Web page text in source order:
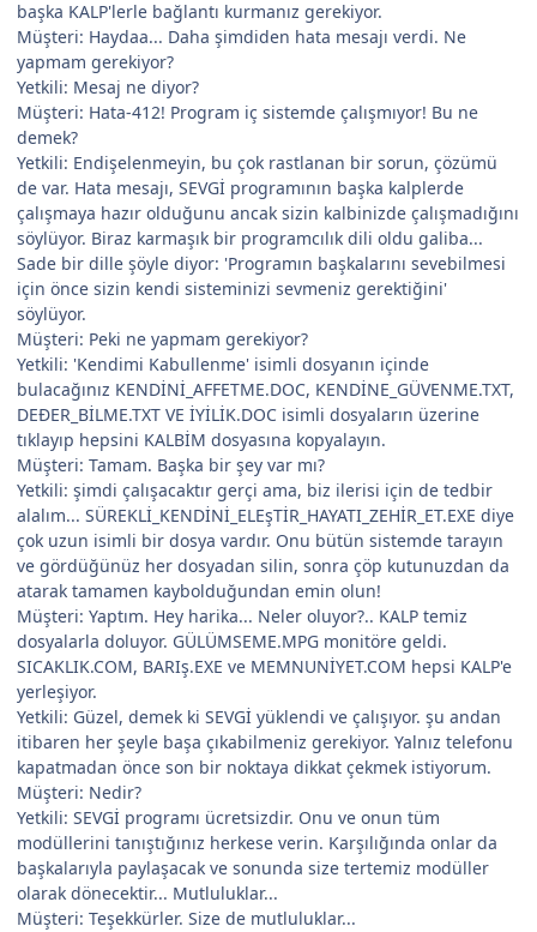
başka KALP'lerle bağlantı kurmanız gerekiyor.
Müşteri: Haydaa... Daha şimdiden hata mesajı verdi. Ne
yapmam gerekiyor?
Yetkili: Mesaj ne diyor?
Müşteri: Hata-412! Program iç sistemde çalışmıyor! Bu ne
demek?
Yetkili: Endişelenmeyin, bu çok rastlanan bir sorun, çözümü
de var. Hata mesajı, SEVGİ programının başka kalplerde
çalışmaya hazır olduğunu ancak sizin kalbinizde çalışmadığını
söylüyor. Biraz karmaşık bir programcılık dili oldu galiba...
Sade bir dille şöyle diyor: 'Programın başkalarını sevebilmesi
için önce sizin kendi sisteminizi sevmeniz gerektiğini'
söylüyor.
Müşteri: Peki ne yapmam gerekiyor?
Yetkili: 'Kendimi Kabullenme' isimli dosyanın içinde
bulacağınız KENDİNİ_AFFETME.DOC, KENDİNE_GÜVENME.TXT,
DEÐER_BİLME.TXT VE İYİLİK.DOC isimli dosyaların üzerine
tıklayıp hepsini KALBİM dosyasına kopyalayın.
Müşteri: Tamam. Başka bir şey var mı?
Yetkili: şimdi çalışacaktır gerçi ama, biz ilerisi için de tedbir
alalım... SÜREKLİ_KENDİNİ_ELEşTİR_HAYATI_ZEHİR_ET.EXE diye
çok uzun isimli bir dosya vardır. Onu bütün sistemde tarayın
ve gördüğünüz her dosyadan silin, sonra çöp kutunuzdan da
atarak tamamen kaybolduğundan emin olun!
Müşteri: Yaptım. Hey harika... Neler oluyor?.. KALP temiz
dosyalarla doluyor. GÜLÜMSEME.MPG monitöre geldi.
SICAKLIK.COM, BARIş.EXE ve MEMNUNİYET.COM hepsi KALP'e
yerleşiyor.
Yetkili: Güzel, demek ki SEVGİ yüklendi ve çalışıyor. şu andan
itibaren her şeyle başa çıkabilmeniz gerekiyor. Yalnız telefonu
kapatmadan önce son bir noktaya dikkat çekmek istiyorum.
Müşteri: Nedir?
Yetkili: SEVGİ programı ücretsizdir. Onu ve onun tüm
modüllerini tanıştığınız herkese verin. Karşılığında onlar da
başkalarıyla paylaşacak ve sonunda size tertemiz modüller
olarak dönecektir... Mutluluklar...
Müşteri: Teşekkürler. Size de mutluluklar...